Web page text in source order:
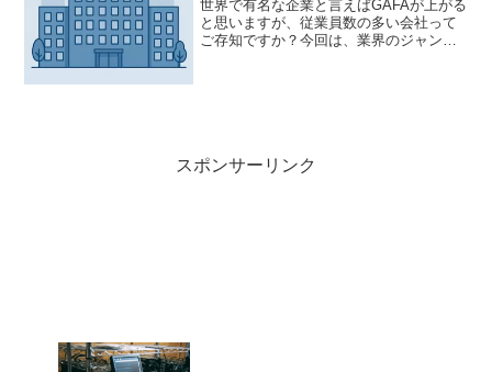
世界で有名な企業と言えばGAFAが上がる
と思いますが、従業員数の多い会社って
ご存知ですか？今回は、業界のジャンル
スポンサーリンク